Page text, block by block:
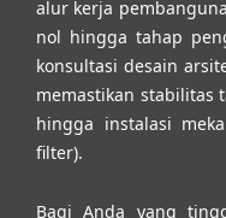
alur kerja
nol hingga tahap
konsultasi desain
memastikan stabilitas
hingga instalasi
filter).
Bagi Anda yang